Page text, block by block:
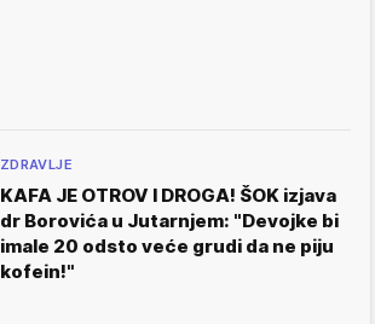
ZDRAVLJE
KAFA JE OTROV I DROGA! ŠOK izjava
dr Borovića u Jutarnjem: "Devojke bi
imale 20 odsto veće grudi da ne piju
kofein!"